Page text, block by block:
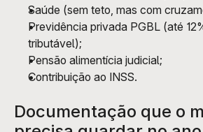
Saúde (sem teto, mas com
Previdência privada PGBL (até
tributável);
Pensão alimentícia judicial;
Contribuição ao INSS.
Documentação que o